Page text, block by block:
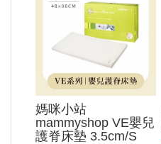
媽咪小站
mammyshop VE嬰兒
護脊床墊 3.5cm/S